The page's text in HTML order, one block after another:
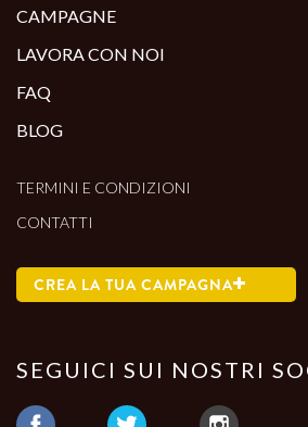
CAMPAGNE
LAVORA CON NOI
FAQ
BLOG
TERMINI E CONDIZIONI
CONTATTI
CREA LA TUA CAMPAGNA
SEGUICI SUI NOSTRI